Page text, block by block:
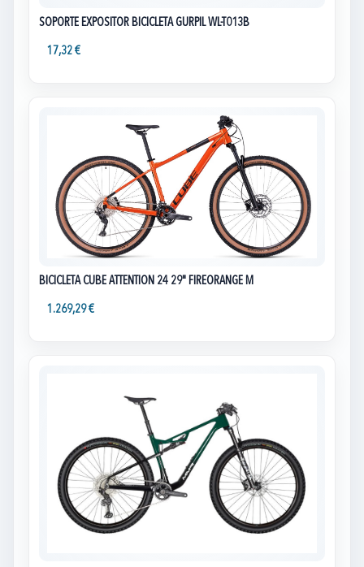
SOPORTE EXPOSITOR BICICLETA GURPIL WL-T013B
17,32 €
BICICLETA CUBE ATTENTION 24 29" FIREORANGE M
1.269,29 €